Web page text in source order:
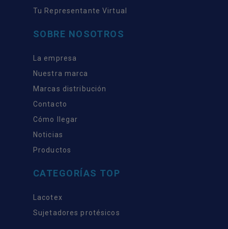
Tu Representante Virtual
SOBRE NOSOTROS
La empresa
Nuestra marca
Marcas distribución
Contacto
Cómo llegar
Noticias
Productos
CATEGORÍAS TOP
Lacotex
Sujetadores protésicos